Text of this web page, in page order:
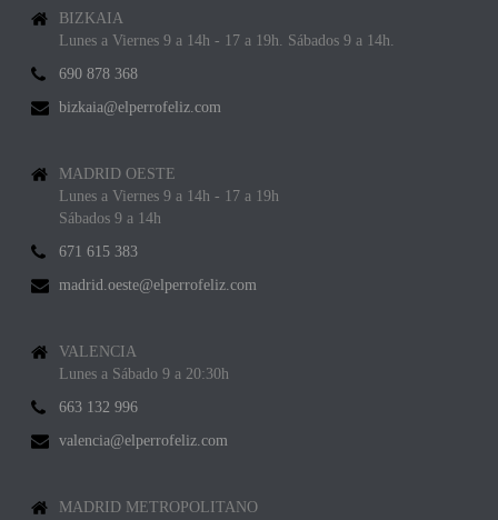
BIZKAIA
Lunes a Viernes 9 a 14h - 17 a 19h. Sábados 9 a 14h.
690 878 368
bizkaia@elperrofeliz.com
MADRID OESTE
Lunes a Viernes 9 a 14h - 17 a 19h
Sábados 9 a 14h
671 615 383
madrid.oeste@elperrofeliz.com
VALENCIA
Lunes a Sábado 9 a 20:30h
663 132 996
valencia@elperrofeliz.com
MADRID METROPOLITANO